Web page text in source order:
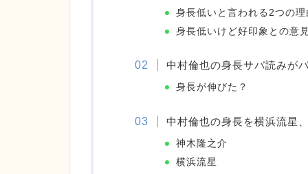
身長低いと言われる2つの理
身長低いけど好印象との意見
中村倫也の身長サバ読みが
身長が伸びた？
中村倫也の身長を横浜流星
神木隆之介
横浜流星